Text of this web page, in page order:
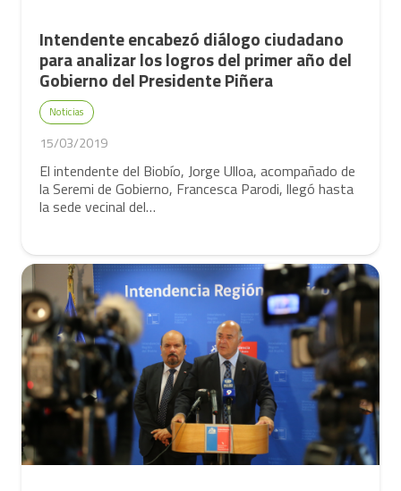
Intendente encabezó diálogo ciudadano
para analizar los logros del primer año del
Gobierno del Presidente Piñera
Noticias
15/03/2019
El intendente del Biobío, Jorge Ulloa, acompañado de
la Seremi de Gobierno, Francesca Parodi, llegó hasta
la sede vecinal del…